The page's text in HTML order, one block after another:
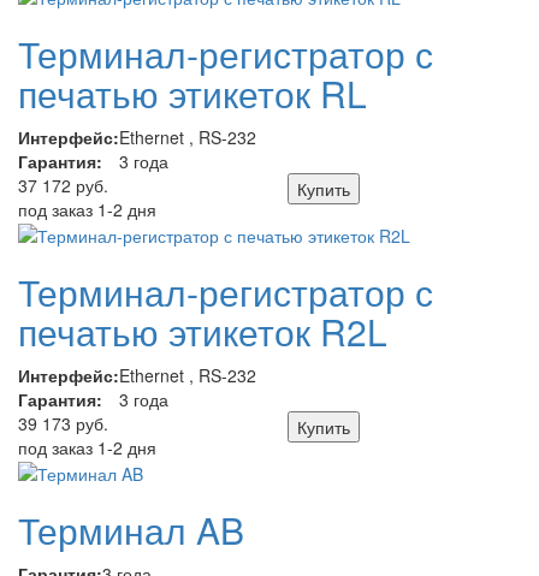
Терминал-регистратор с
печатью этикеток RL
Интерфейс:Ethernet , RS-232
Гарантия:
3 года
37 172 руб.
под заказ 1-2 дня
Купить
Терминал-регистратор с
печатью этикеток R2L
Интерфейс:Ethernet , RS-232
Гарантия:
3 года
39 173 руб.
под заказ 1-2 дня
Купить
Терминал AB